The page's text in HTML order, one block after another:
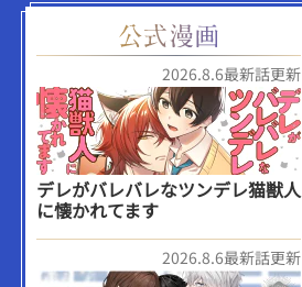
2026.8.6最新話更新
デレがバレバレなツンデレ猫獣人
に懐かれてます
2026.8.6最新話更新